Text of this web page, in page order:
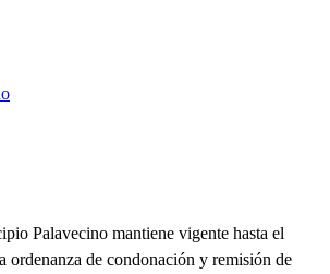
Palavecino mantiene vigente hasta el
ordenanza de condonación y remisión de